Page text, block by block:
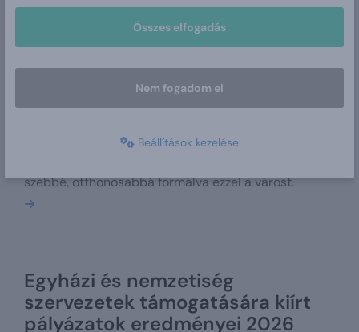
Tervezz velünk! Otthonosabb
város ötletpályázat
Békéscsaba Megyei Jogú Város Önkormányzata,
amelynek keretében a városban élők saját projekt
szebbé, otthonosabbá formálva ezzel a várost.
Bővebben
Egyházi és nemzetiség
szervezetek támogatására kiírt
pályázatok eredményei 2026
Összes elfogadás
Nem fogadom el
Beállítások kezelése